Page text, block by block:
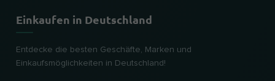
Einkaufen in Deutschland
Entdecke die besten Geschäfte, Marken und
Einkaufsmöglichkeiten in Deutschland!